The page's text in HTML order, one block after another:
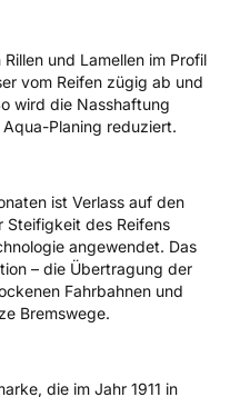
DES
MICHELIN, place des
23 63000 Clermont-
contact@tc.michelin.eu
und Lamellen im Profil
vom Reifen zügig ab und
wird die Nasshaftung
Planing reduziert.
ist Verlass auf den
Steifigkeit des Reifens
angewendet. Das
– die Übertragung der
Fahrbahnen und
Bremswege.
die im Jahr 1911 in